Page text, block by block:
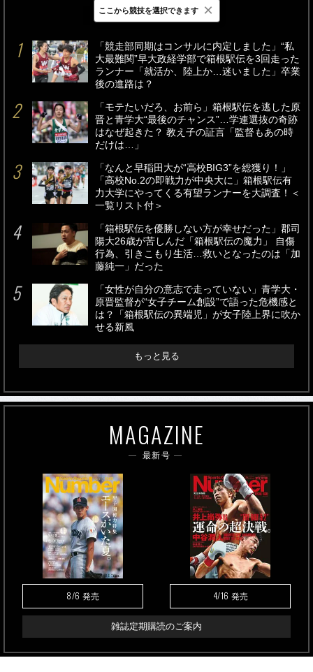
最新 24時間 週間
「競走部同期はコンサルに内定しました」“私
大最難関”早大政経学部で箱根駅伝を3回走った
ランナー「就活か、陸上か…迷いました」卒業
後の進路は？
「モテたいだろ、お前ら」箱根駅伝を逃した原
晋と青学大“最後のチャンス”…学連選抜の奇跡
はなぜ起きた？ 教え子の証言「監督もあの時
だけは…」
「なんと早稲田大が“高校BIG3”を総獲り！」
「高校No.2の即戦力が中央大に」箱根駅伝有
力大学にやってくる有望ランナーを大調査！＜
一覧リスト付＞
「箱根駅伝を優勝しない方が幸せだった」郡司
陽大26歳が苦しんだ「箱根駅伝の魔力」 自傷
行為、引きこもり生活…救いとなったのは「加
藤純一」だった
「女性が自分の意志で走っていない」青学大・
原晋監督が“女子チーム創設”で語った危機感と
は？「箱根駅伝の異端児」が女子陸上界に吹か
せる新風
もっと見る
MAGAZINE
最新号
8/6 発売 4/16 発売
雑誌定期購読のご案内
ここから競技を選択できます ×